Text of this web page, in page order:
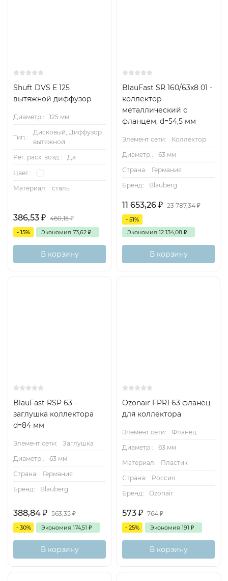
Shuft DVS E 125
вытяжной диффузор
Диаметр.: 125 мм
Тип.:
Дисковый, Диффузор
вытяжной
Рег. расх. возд.:
Да
Цвет.:
Материал: сталь
386,53 ₽ 460,15₽
- 15% Экономия 73,62 ₽
В корзину
BlauFast SR 160/63x8 01 -
коллектор
металлический с
фланцем, d=54,5 мм
Элемент сети:
Коллектор
Диаметр.:
63 мм
Страна:
Германия
Бренд:
Blauberg
11 653,26 ₽ 23 787,34₽
- 51%
Экономия 12 134,08 ₽
В корзину
BlauFast RSP 63 -
заглушка коллектора
d=84 мм
Элемент сети:
Заглушка
Диаметр.:
63 мм
Страна:
Германия
Бренд:
Blauberg
388,84 ₽ 563,35₽
- 30% Экономия 174,51 ₽
В корзину
Ozonair FPR1 63 фланец
для коллектора
Элемент сети:
Фланец
Диаметр.:
63 мм
Материал:
Пластик
Страна:
Россия
Бренд:
Ozonair
573 ₽ 764₽
- 25% Экономия 191 ₽
В корзину